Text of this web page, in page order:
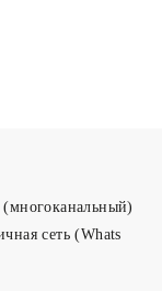
сеть (Whats